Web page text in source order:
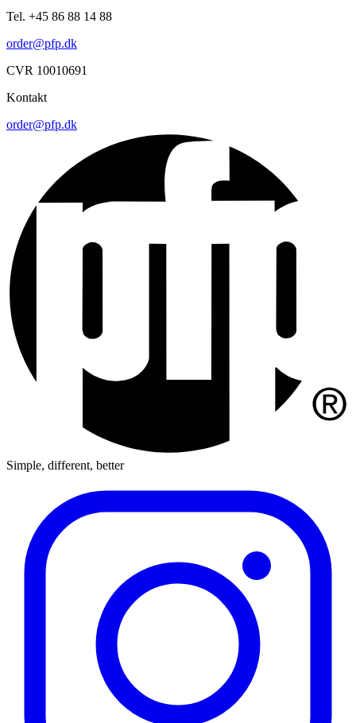
Tel. +45 86 88 14 88
order@pfp.dk
CVR 10010691
Kontakt
order@pfp.dk
Simple, different, better